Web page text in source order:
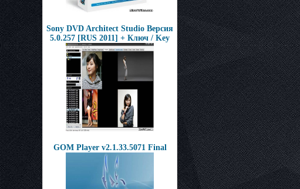
Sony DVD Architect Studio Версия
5.0.257 [RUS 2011] + Ключ / Key
GOM Player v2.1.33.5071 Final